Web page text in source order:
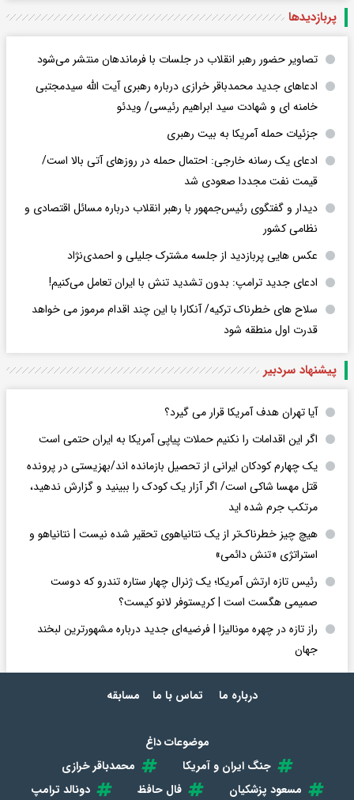
پربازدید‌ها
تصاویر حضور رهبر انقلاب در جلسات با فرماندهان منتشر می‌شود
ادعاهای جدید محمدباقر خرازی درباره رهبری آیت الله سیدمجتبی
خامنه ای و شهادت سید ابراهیم رئیسی/ ویدئو
جزئیات حمله آمریکا به بیت رهبری
ادعای یک رسانه خارجی: احتمال حمله در روزهای آتی بالا است/
قیمت نفت مجددا صعودی شد
دیدار و گفتگوی رئیس‌جمهور با رهبر انقلاب درباره مسائل اقتصادی و
نظامی کشور
عکس هایی پربازدید از جلسه مشترک جلیلی و احمدی‌نژاد
ادعای جدید ترامپ: بدون تشدید تنش با ایران تعامل می‌کنیم!
سلاح های خطرناک ترکیه/ آنکارا با این چند اقدام مرموز می خواهد
قدرت اول منطقه شود
پیشنهاد سردبیر
آیا تهران هدف آمریکا قرار می گیرد؟
اگر این اقدامات را نکنیم حملات پیاپی آمریکا به ایران حتمی است
یک چهارم کودکان ایرانی از تحصیل بازمانده اند/بهزیستی در پرونده
قتل مهسا شاکی است/ اگر آزار یک کودک را ببینید و گزارش ندهید،
مرتکب جرم شده اید
هیچ چیز خطرناک‌تر از یک نتانیاهوی تحقیر شده نیست | نتانیاهو و
استراتژی «تنش دائمی»
رئیس تازه ارتش آمریکا؛ یک ژنرال چهار ستاره تندرو که دوست
صمیمی هگست است | کریستوفر لانو کیست؟
راز تازه در چهره مونالیزا | فرضیه‌ای جدید درباره مشهورترین لبخند
جهان
درباره ما تماس با ما مسابقه
موضوعات داغ
جنگ ایران و آمریکا
محمدباقر خرازی
مسعود پزشکیان
فال حافظ دونالد ترامپ